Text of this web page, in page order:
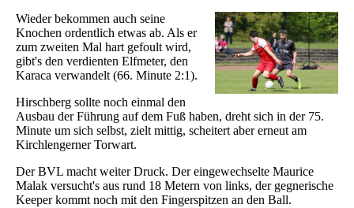
Wieder bekommen auch seine
Knochen ordentlich etwas ab. Als er
zum zweiten Mal hart gefoult wird,
gibt's den verdienten Elfmeter, den
Karaca verwandelt (66. Minute 2:1).
Hirschberg sollte noch einmal den
Ausbau der Führung auf dem Fuß haben, dreht sich in der 75.
Minute um sich selbst, zielt mittig, scheitert aber erneut am
Kirchlengerner Torwart.
Der BVL macht weiter Druck. Der eingewechselte Maurice
Malak versucht's aus rund 18 Metern von links, der gegnerische
Keeper kommt noch mit den Fingerspitzen an den Ball.